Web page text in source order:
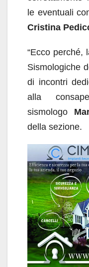
le eventuali
Cristina
“Ecco perché,
Sismologiche
di incontri
alla
sismologo
della sezione.